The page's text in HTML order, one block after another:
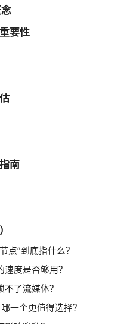
要性
南
点”到底指什么？
度是否够用？
了流媒体？
一个更值得选择？